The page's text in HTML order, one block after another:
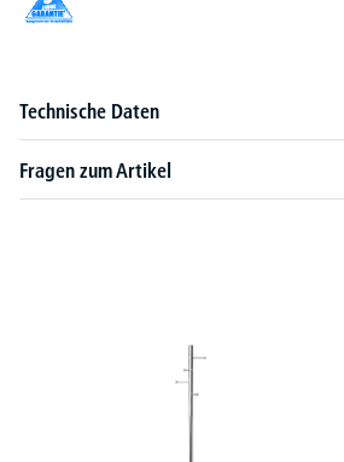
Technische Daten
Fragen zum Artikel